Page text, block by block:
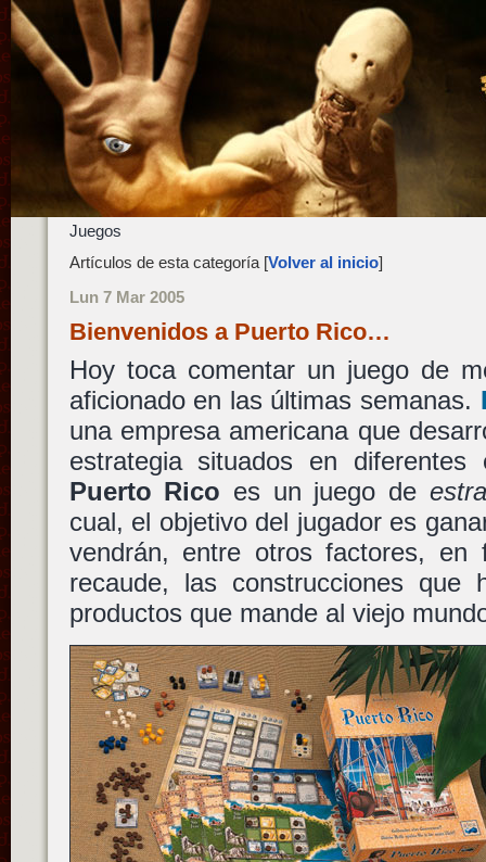
Juegos
Artículos de esta categoría [Volver al inicio]
Lun 7 Mar 2005
Bienvenidos a Puerto Rico…
Hoy toca comentar un juego de
aficionado en las últimas semanas.
una empresa americana que
estrategia situados en
Puerto Rico es un juego de
cual, el objetivo del jugador es
vendrán, entre otros factores, en
recaude, las construcciones
productos que mande al viejo